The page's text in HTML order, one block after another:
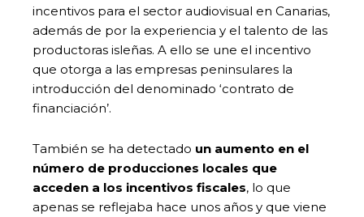
incentivos para el sector audiovisual en Canarias,
además de por la experiencia y el talento de las
productoras isleñas. A ello se une el incentivo
que otorga a las empresas peninsulares la
introducción del denominado ‘contrato de
financiación’.
También se ha detectado un aumento en el
número de producciones locales que
acceden a los incentivos fiscales, lo que
apenas se reflejaba hace unos años y que viene